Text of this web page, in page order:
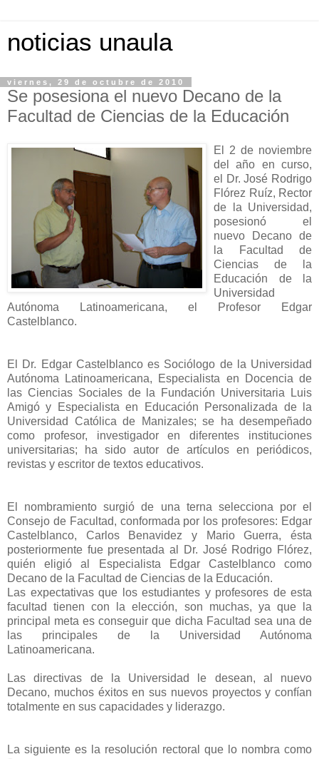
noticias unaula
viernes, 29 de octubre de 2010
Se posesiona el nuevo Decano de la
Facultad de Ciencias de la Educación
El 2 de noviembre
del año en curso,
el Dr. José Rodrigo
Flórez Ruíz, Rector
de la Universidad,
posesionó el
nuevo Decano de
la Facultad de
Ciencias de la
Educación de la
Universidad
Autónoma Latinoamericana, el Profesor Edgar
Castelblanco.
El Dr. Edgar Castelblanco es Sociólogo de la Universidad
Autónoma Latinoamericana, Especialista en Docencia de
las Ciencias Sociales de la Fundación Universitaria Luis
Amigó y Especialista en Educación Personalizada de la
Universidad Católica de Manizales; se ha desempeñado
como profesor, investigador en diferentes instituciones
universitarias; ha sido autor de artículos en periódicos,
revistas y escritor de textos educativos.
El nombramiento surgió de una terna selecciona por el
Consejo de Facultad, conformada por los profesores: Edgar
Castelblanco, Carlos Benavidez y Mario Guerra, ésta
posteriormente fue presentada al Dr. José Rodrigo Flórez,
quién eligió al Especialista Edgar Castelblanco como
Decano de la Facultad de Ciencias de la Educación.
Las expectativas que los estudiantes y profesores de esta
facultad tienen con la elección, son muchas, ya que la
principal meta es conseguir que dicha Facultad sea una de
las principales de la Universidad Autónoma
Latinoamericana.
Las directivas de la Universidad le desean, al nuevo
Decano, muchos éxitos en sus nuevos proyectos y confían
totalmente en sus capacidades y liderazgo.
La siguiente es la resolución rectoral que lo nombra como